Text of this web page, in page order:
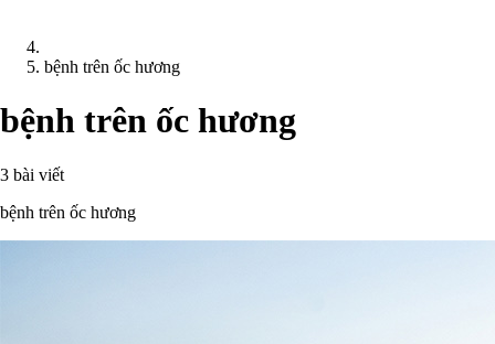
bệnh trên ốc hương
bệnh trên ốc hương
3 bài viết
bệnh trên ốc hương